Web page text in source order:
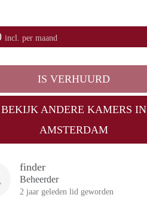
incl. per maand
IS VERHUURD
BEKIJK ANDERE KAMERS IN
AMSTERDAM
finder
Beheerder
2 jaar geleden lid geworden